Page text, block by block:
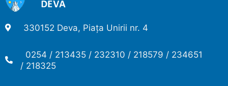
330152 Deva, Piața Unirii nr. 4
0254 / 213435 / 232310 / 218579 / 234651
/ 218325